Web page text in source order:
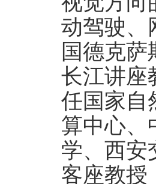
动驾驶、
国德克
长江讲座
任国家自
算中心、
学、西安
客座教授